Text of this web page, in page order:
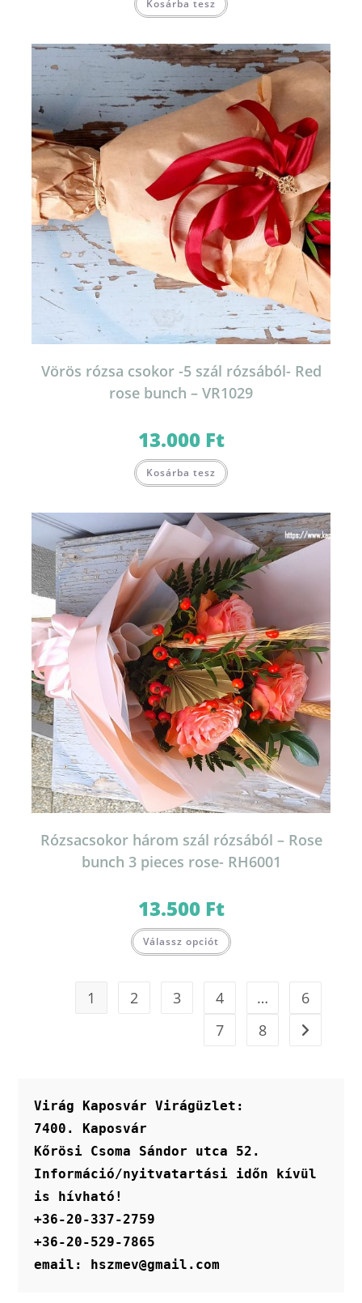
Kosárba tesz
Vörös rózsa csokor -5 szál rózsából- Red
rose bunch – VR1029
13.000 Ft
Kosárba tesz
Rózsacsokor három szál rózsából – Rose
bunch 3 pieces rose- RH6001
13.500 Ft
Válassz opciót
1 2 3 4 …
6
7
8
Virág Kaposvár Virágüzlet:
7400. Kaposvár
Kőrösi Csoma Sándor utca 52.
Információ/nyitvatartási időn kívül
is hívható!
+36-20-337-2759
+36-20-529-7865
email: hszmev@gmail.com